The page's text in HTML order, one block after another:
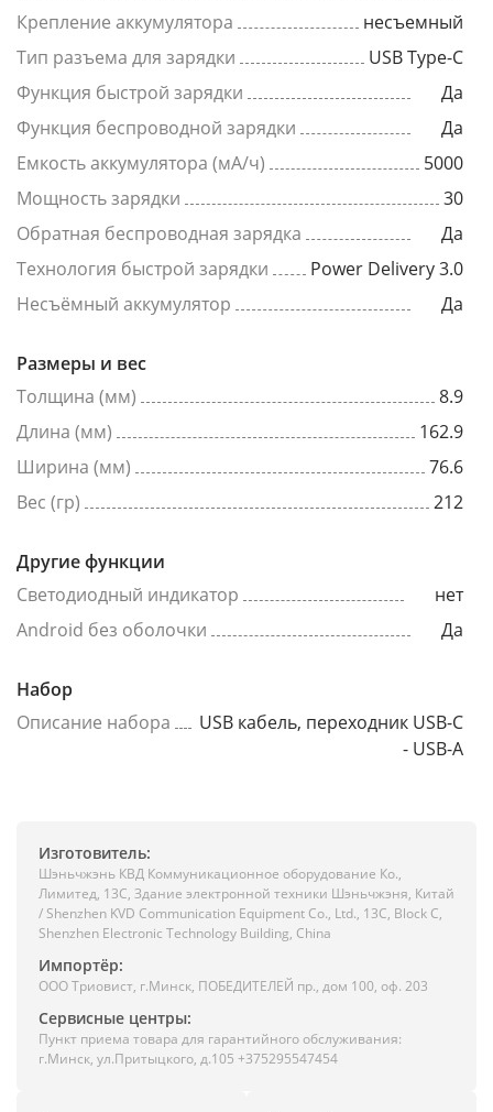
Крепление аккумулятора
несъемный
Тип разъема для зарядки
USB Type-C
Функция быстрой зарядки
Да
Функция беспроводной зарядки
Да
Емкость аккумулятора (мА/ч)
5000
Мощность зарядки
30
Обратная беспроводная зарядка
Да
Технология быстрой зарядки
Power Delivery 3.0
Несъёмный аккумулятор
Да
Размеры и вес
Толщина (мм)
8.9
Длина (мм)
162.9
Ширина (мм)
76.6
Вес (гр)
212
Другие функции
Светодиодный индикатор
нет
Android без оболочки
Да
Набор
Описание набора
USB кабель, переходник USB-C
- USB-A
Изготовитель:
Шэньчжэнь КВД Коммуникационное оборудование Ко.,
Лимитед, 13C, Здание электронной техники Шэньчжэня, Китай
/ Shenzhen KVD Communication Equipment Co., Ltd., 13C, Block C,
Shenzhen Electronic Technology Building, China
Импортёр:
ООО Триовист, г.Минск, ПОБЕДИТЕЛЕЙ пр., дом 100, оф. 203
Сервисные центры:
Пункт приема товара для гарантийного обслуживания:
г.Минск, ул.Притыцкого, д.105 +375295547454